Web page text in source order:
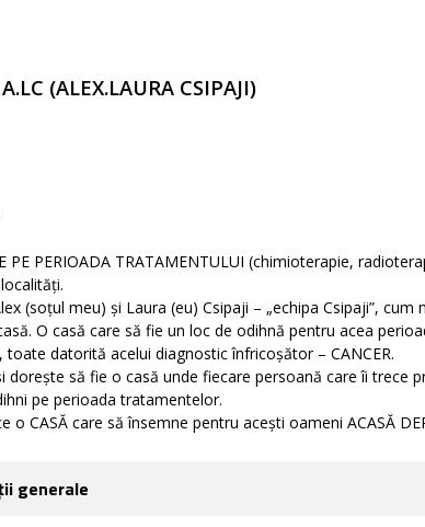
A.LC (ALEX.LAURA CSIPAJI)
PE PERIOADA TRATAMENTULUI (chimioterapie,
(soțul meu) și Laura (eu) Csipaji – „echipa Csipaji”, cum
O casă care să fie un loc de odihnă pentru acea
datorită acelui diagnostic înfricoșător – CANCER.
dorește să fie o casă unde fiecare persoană care îi
pe perioada tratamentelor.
o CASĂ care să însemne pentru acești oameni ACASĂ
generale